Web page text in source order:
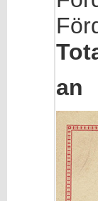
an